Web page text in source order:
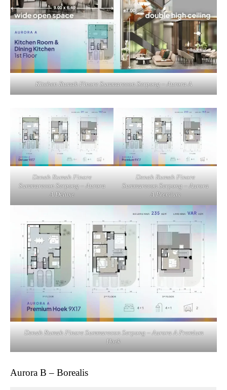
Kitchen Rumah Finore Summarecon Serpong – Aurora A
Denah Rumah Finore
Summarecon Serpong – Aurora
A Deluxe
Denah Rumah Finore
Summarecon Serpong – Aurora
A Premium
Denah Rumah Finore Summarecon Serpong – Aurora A Premium
Hoek
Aurora B – Borealis